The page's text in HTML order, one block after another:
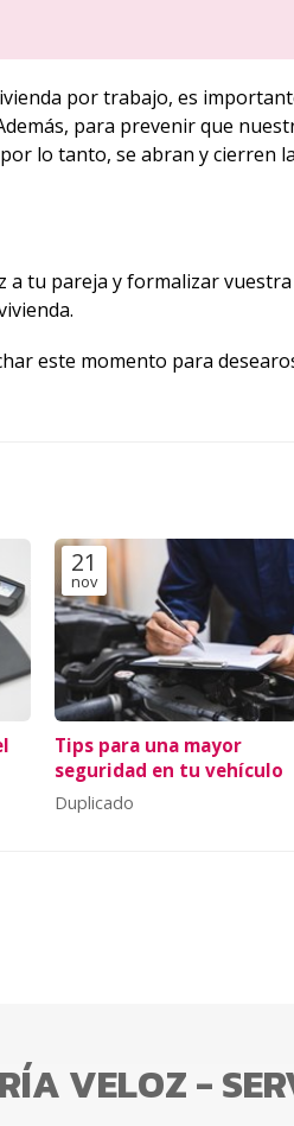
por trabajo, es
para prevenir que
lo tanto, se abran y cierren
a tu pareja y formalizar
este momento para
21
nov
Tips para una mayor
seguridad en tu vehículo
Duplicado
VELOZ -